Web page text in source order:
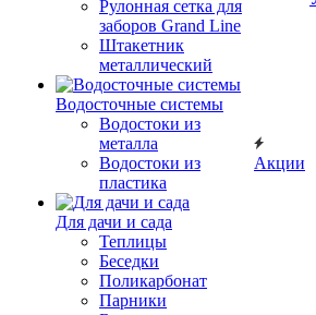
Рулонная сетка для
заборов Grand Line
Штакетник
металлический
Водосточные системы
Водостоки из
металла
Водостоки из
пластика
Для дачи и сада
Теплицы
Беседки
Поликарбонат
Парники
Акции